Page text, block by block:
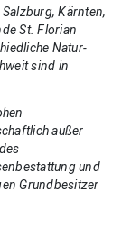
Kärnten,
St. Florian
Natur-
sind in
außer
und
Grundbesitzer